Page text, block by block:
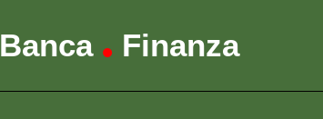
Banca • Finanza